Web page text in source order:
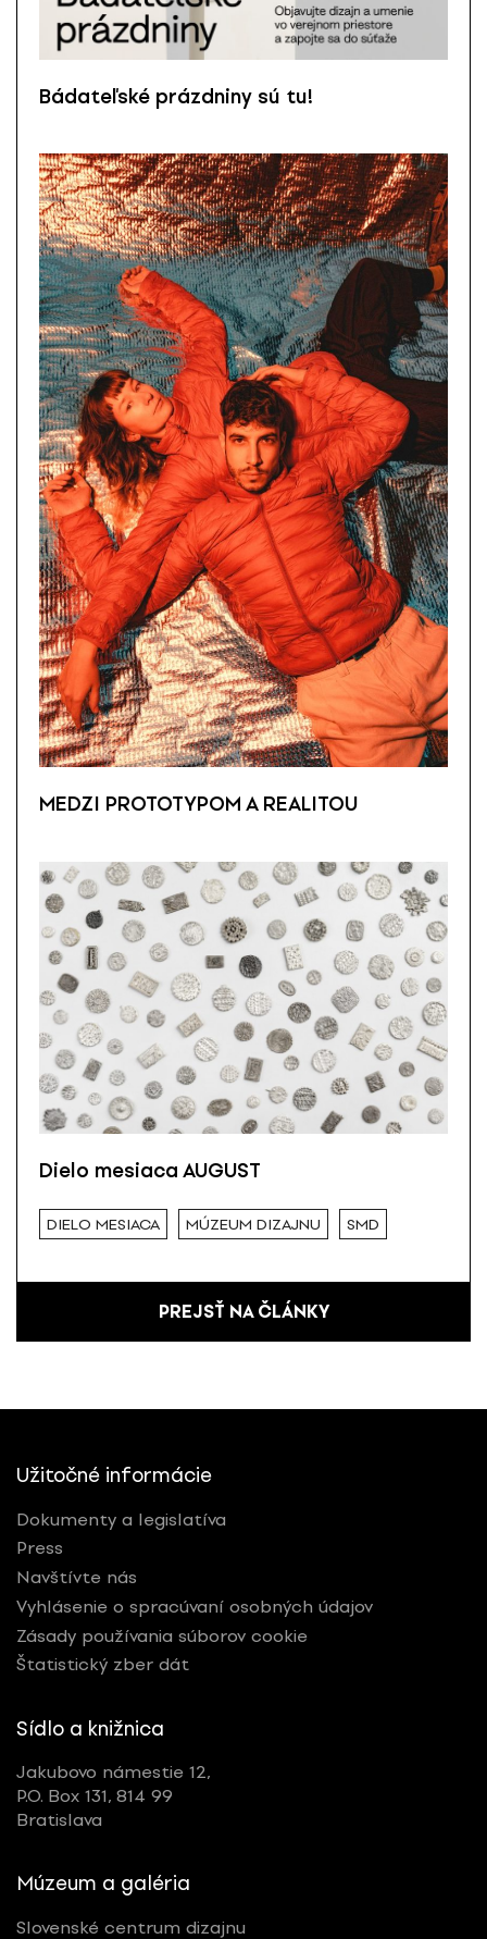
Bádateľské prázdniny sú tu!
MEDZI PROTOTYPOM A REALITOU
Dielo mesiaca AUGUST
DIELO MESIACA MÚZEUM DIZAJNU SMD
PREJSŤ NA ČLÁNKY
Užitočné informácie
Dokumenty a legislatíva
Press
Navštívte nás
Vyhlásenie o spracúvaní osobných údajov
Zásady používania súborov cookie
Štatistický zber dát
Sídlo a knižnica
Jakubovo námestie 12,
P.O. Box 131, 814 99
Bratislava
Múzeum a galéria
Slovenské centrum dizajnu